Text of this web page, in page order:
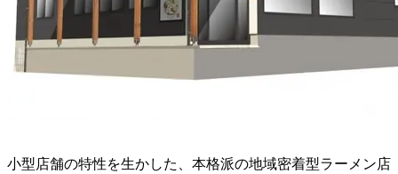
小型店舗の特性を生かした、本格派の地域密着型ラーメン店